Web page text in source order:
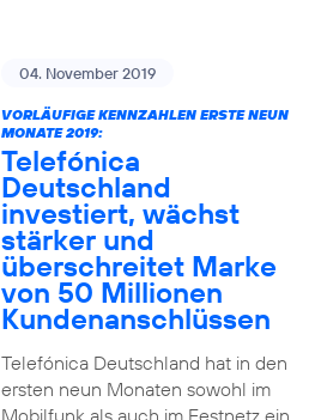
04. November 2019
VORLÄUFIGE KENNZAHLEN ERSTE NEUN
MONATE 2019:
Telefónica
Deutschland
investiert, wächst
stärker und
überschreitet Marke
von 50 Millionen
Kundenanschlüssen
Telefónica Deutschland hat in den
ersten neun Monaten sowohl im
Mobilfunk als auch im Festnetz ein